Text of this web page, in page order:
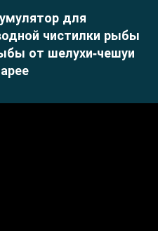
для
чистилки рыбы
от шелухи-чешуи